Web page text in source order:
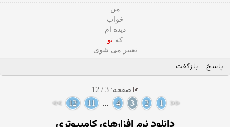
من
خواب
دیده ام
که تو
تعبیر می شوی
پاسخ بازگفت
صفحه: 3 / 12
<<
1
2
3
4
...
11
12
>>